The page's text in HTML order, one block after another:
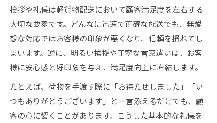
挨拶や礼儀は軽貨物配送において顧客満足度を左右する
大切な要素です。どんなに迅速で正確な配送でも、無愛
想な対応ではお客様の印象が悪くなり、信頼を損ねてし
まいます。逆に、明るい挨拶や丁寧な言葉遣いは、お客
様に安心感と好印象を与え、満足度向上に直結します。
たとえば、荷物を手渡す際に「お待たせしました」「い
つもありがとうございます」と一言添えるだけでも、顧
客の心に響くことがあります。こうした基本的な礼儀を